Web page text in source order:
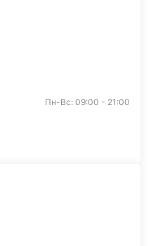
Пн-Вс: 09:00 - 21:00